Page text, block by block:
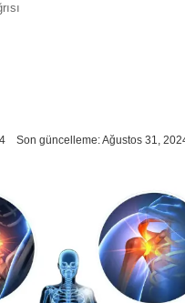
Son güncelleme: Ağustos 31,